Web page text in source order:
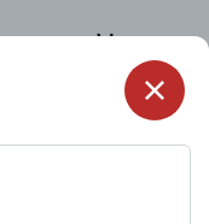
Menu